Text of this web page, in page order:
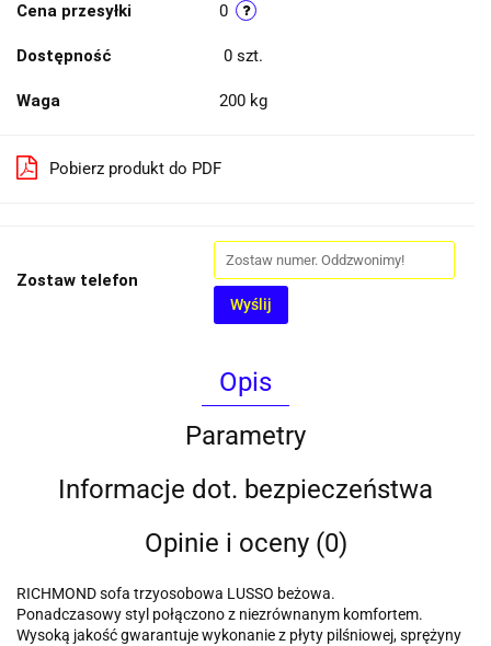
Cena przesyłki 0
Dostępność 0 szt.
Waga 200 kg
Pobierz produkt do PDF
Zostaw telefon
Wyślij
Opis
Parametry
Informacje dot. bezpieczeństwa
Opinie i oceny (0)
RICHMOND sofa trzyosobowa LUSSO beżowa.
Ponadczasowy styl połączono z niezrównanym komfortem.
Wysoką jakość gwarantuje wykonanie z płyty pilśniowej, sprężyny